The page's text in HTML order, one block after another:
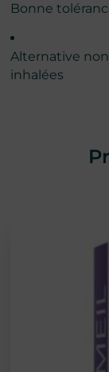
Bonne
Alternative
inhalées